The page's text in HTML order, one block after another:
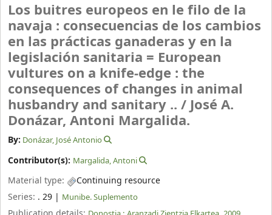
Los buitres europeos en le filo de la
navaja : consecuencias de los cambios
en las prácticas ganaderas y en la
legislación sanitaria = European
vultures on a knife-edge : the
consequences of changes in animal
husbandry and sanitary .. / José A.
Donázar, Antoni Margalida.
By: Donázar, José Antonio
Contributor(s): Margalida, Antoni
Material type:
Continuing resource
Series: . 29 | Munibe. Suplemento